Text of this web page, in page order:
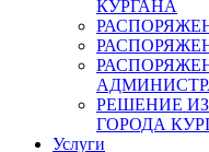
КУРГАНА
РЕШЕНИЕ
ГОРОДА
Услуги